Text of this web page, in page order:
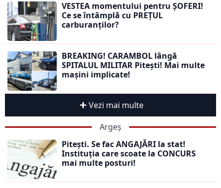
VESTEA momentului pentru ȘOFERI!
Ce se întâmplă cu PREȚUL
carburanților?
BREAKING! CARAMBOL lângă
SPITALUL MILITAR Pitești! Mai multe
mașini implicate!
Vezi mai multe
Argeș
Pitești. Se fac ANGAJĂRI la stat!
Instituția care scoate la CONCURS
mai multe posturi!